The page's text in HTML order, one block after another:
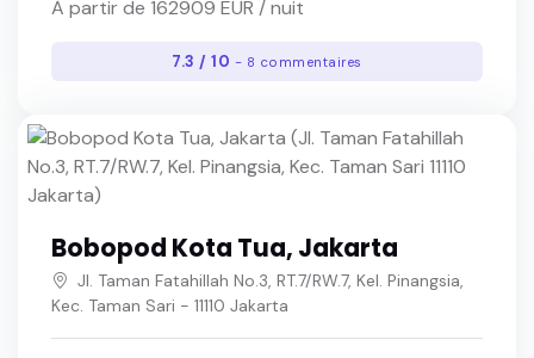
À partir de 162909 EUR / nuit
7.3 / 10 - 8 commentaires
Bobopod Kota Tua, Jakarta
Jl. Taman Fatahillah No.3, RT.7/RW.7, Kel. Pinangsia,
Kec. Taman Sari - 11110 Jakarta